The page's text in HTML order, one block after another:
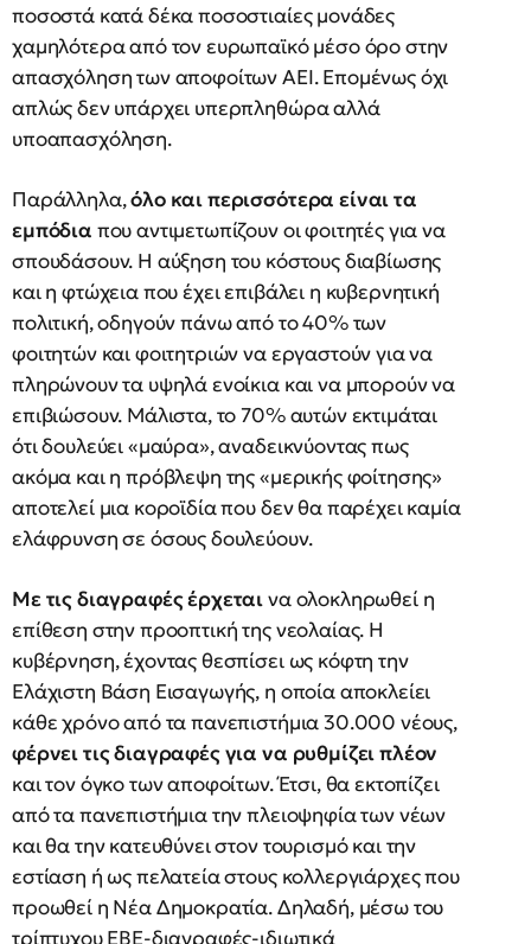
ποσοστά κατά δέκα ποσοστιαίες μονάδες
χαμηλότερα από τον ευρωπαϊκό μέσο όρο στην
απασχόληση των αποφοίτων ΑΕΙ. Επομένως όχι
απλώς δεν υπάρχει υπερπληθώρα αλλά
υποαπασχόληση.
Παράλληλα,όλο και περισσότερα είναι τα
εμπόδια που αντιμετωπίζουν οι φοιτητές για να
σπουδάσουν. Η αύξηση του κόστους διαβίωσης
και η φτώχεια που έχει επιβάλει η κυβερνητική
πολιτική, οδηγούν πάνω από το 40% των
φοιτητών και φοιτητριών να εργαστούν για να
πληρώνουν τα υψηλά ενοίκια και να μπορούν να
επιβιώσουν. Μάλιστα, το 70% αυτών εκτιμάται
ότι δουλεύει «μαύρα», αναδεικνύοντας πως
ακόμα και η πρόβλεψη της «μερικής φοίτησης»
αποτελεί μια κοροϊδία που δεν θα παρέχει καμία
ελάφρυνση σε όσους δουλεύουν.
Με τις διαγραφές έρχεταινα ολοκληρωθεί η
επίθεση στην προοπτική της νεολαίας. Η
κυβέρνηση, έχοντας θεσπίσει ως κόφτη την
Ελάχιστη Βάση Εισαγωγής, η οποία αποκλείει
κάθε χρόνο από τα πανεπιστήμια 30.000 νέους,
φέρνει τις διαγραφές για να ρυθμίζει πλέον
και τον όγκο των αποφοίτων. Έτσι, θα εκτοπίζει
από τα πανεπιστήμια την πλειοψηφία των νέων
και θα την κατευθύνει στον τουρισμό και την
εστίαση ή ως πελατεία στους κολλεργιάρχες που
προωθεί η Νέα Δημοκρατία. Δηλαδή, μέσω του
τρίπτυχου ΕΒΕ-διαγραφές-ιδιωτικά